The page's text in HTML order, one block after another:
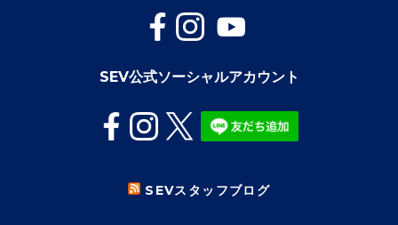
SEV公式ソーシャルアカウント
SEVスタッフブログ